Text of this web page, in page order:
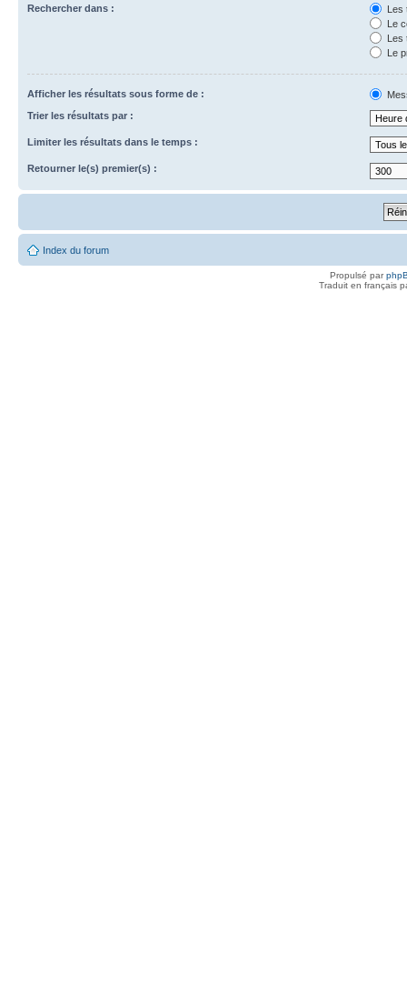
Rechercher dans :
Les
Le
Les
Le
Afficher les résultats sous forme de :
Trier les résultats par :
Limiter les résultats dans le temps :
Retourner le(s) premier(s) :
Index du forum
Propulsé par
Traduit en français